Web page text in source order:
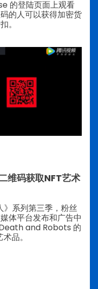
的登陆页面上观看
的人可以获得加密货
。
维码获取NFT艺术
系列第三季，粉丝
体平台发布和广告中
and Robots 的
品。